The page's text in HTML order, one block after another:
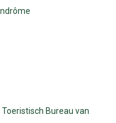
Bureau van